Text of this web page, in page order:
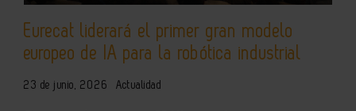
Eurecat liderará el primer gran modelo
europeo de IA para la robótica industrial
23 de junio, 2026 Actualidad